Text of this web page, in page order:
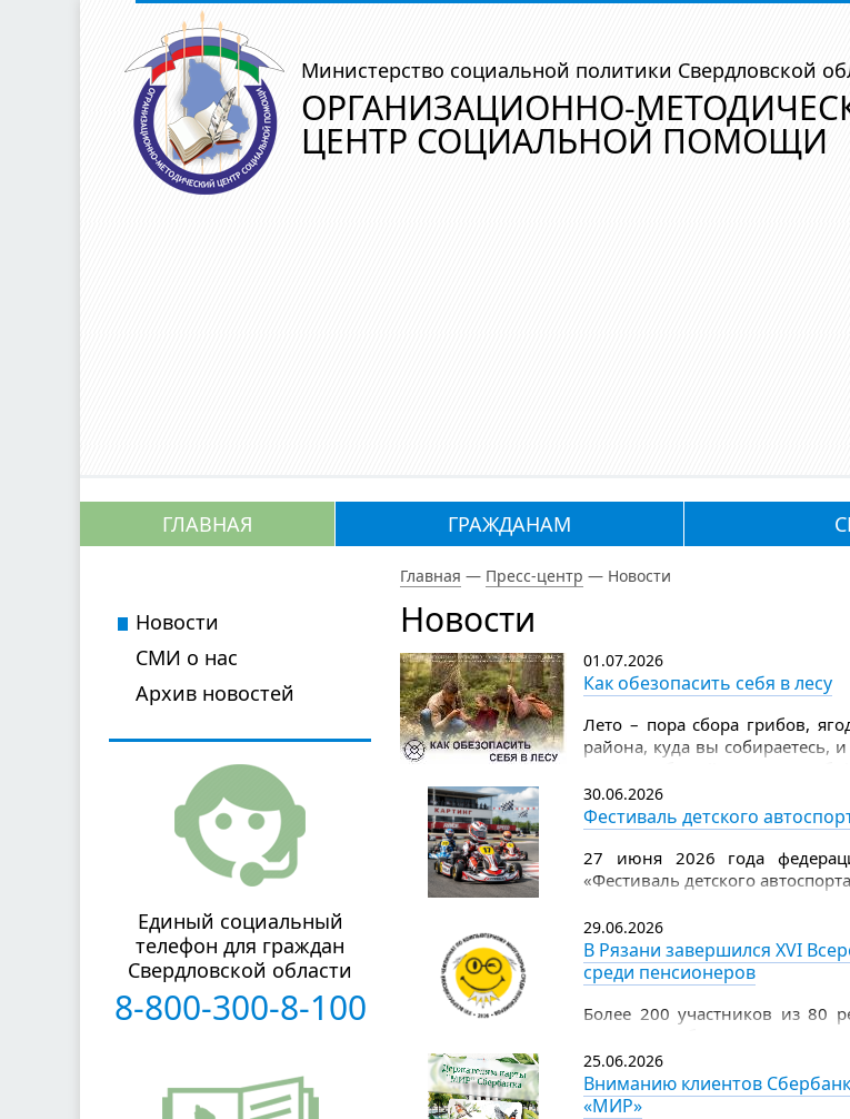
Министерство социальной политики Свердловской
ОРГАНИЗАЦИОННО-
ЦЕНТР СОЦИАЛЬНОЙ ПОМОЩИ
ГЛАВНАЯ ГРАЖДАНАМ
Главная — Пресс-центр — Новости
Новости
01.07.2026
Как обезопасить себя в лесу
Лето – пора сбора грибов,
района, куда вы собираетесь,
дождевик, лекарства, которые
на 2–3 дня), еще положите
Надевайте в лес всегда яркую
30.06.2026
Фестиваль детского
27 июня 2026 года
«Фестиваль детского
29.06.2026
В Рязани завершился XVI
среди пенсионеров
Более 200 участников из 80
чемпионата по компьютерному
25.06.2026
Вниманию клиентов
«МИР»
Новости
СМИ о нас
Архив новостей
Единый социальный
телефон для граждан
Свердловской области
8-800-300-8-100